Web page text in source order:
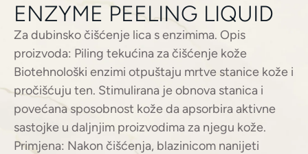
ENZYME PEELING LIQUID
Za dubinsko čišćenje lica s enzimima. Opis
proizvoda: Piling tekućina za čišćenje kože
Biotehnološki enzimi otpuštaju mrtve stanice kože i
pročišćuju ten. Stimulirana je obnova stanica i
povećana sposobnost kože da apsorbira aktivne
sastojke u daljnjim proizvodima za njegu kože.
Primjena: Nakon čišćenja, blazinicom nanijeti